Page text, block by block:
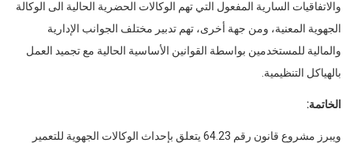
والاتفاقيات السارية المفعول التي تهم الوكالات الحضرية الحالية الى الوكالة
الجهوية المعنية، ومن جهة أخرى، تهم تدبير مختلف الجوانب الإدارية
والمالية للمستخدمين بواسطة القوانين الأساسية الحالية مع تجميد العمل
بالهياكل التنظيمية.
الخاتمة:
ويبرز مشروع قانون رقم 64.23 يتعلق بإحداث الوكالات الجهوية للتعمير